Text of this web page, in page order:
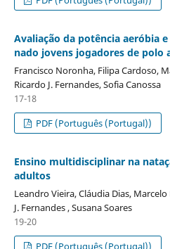
Avaliação da potência aeróbia
nado jovens jogadores de polo
Francisco Noronha, Filipa Cardoso,
Ricardo J. Fernandes, Sofia Canossa
17-18
PDF (Português (Portugal))
Ensino multidisciplinar na
adultos
Leandro Vieira, Cláudia Dias,
J. Fernandes , Susana Soares
19-20
PDF (Português (Portugal))